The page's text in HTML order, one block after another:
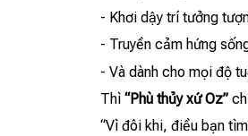
- Khơi dậy trí tưởng
- Truyền cảm hứng
- Và dành cho mọi độ
Thì “Phù thủy xứ Oz”
“Vì đôi khi, điều bạn